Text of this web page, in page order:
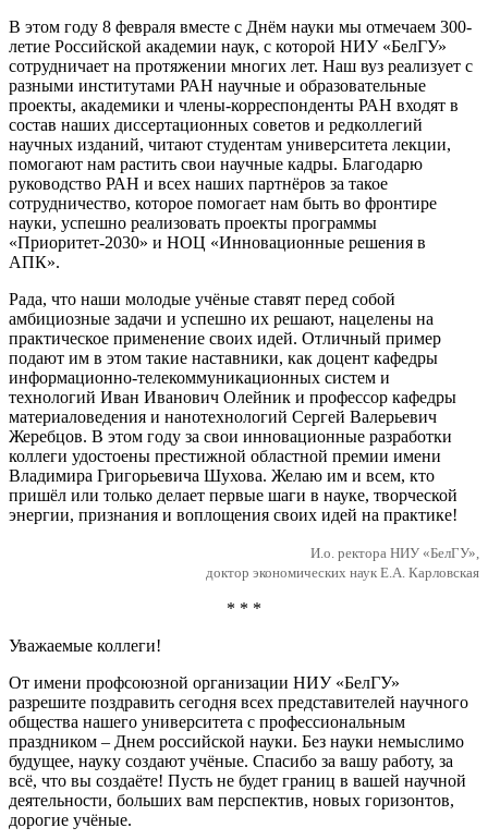
В этом году 8 февраля вместе с Днём науки мы отмечаем 300-
летие Российской академии наук, с которой НИУ «БелГУ»
сотрудничает на протяжении многих лет. Наш вуз реализует с
разными институтами РАН научные и образовательные
проекты, академики и члены-корреспонденты РАН входят в
состав наших диссертационных советов и редколлегий
научных изданий, читают студентам университета лекции,
помогают нам растить свои научные кадры. Благодарю
руководство РАН и всех наших партнёров за такое
сотрудничество, которое помогает нам быть во фронтире
науки, успешно реализовать проекты программы
«Приоритет-2030» и НОЦ «Инновационные решения в
АПК».
Рада, что наши молодые учёные ставят перед собой
амбициозные задачи и успешно их решают, нацелены на
практическое применение своих идей. Отличный пример
подают им в этом такие наставники, как доцент кафедры
информационно-телекоммуникационных систем и
технологий Иван Иванович Олейник и профессор кафедры
материаловедения и нанотехнологий Сергей Валерьевич
Жеребцов. В этом году за свои инновационные разработки
коллеги удостоены престижной областной премии имени
Владимира Григорьевича Шухова. Желаю им и всем, кто
пришёл или только делает первые шаги в науке, творческой
энергии, признания и воплощения своих идей на практике!
И.о. ректора НИУ «БелГУ»,
доктор экономических наук Е.А. Карловская
* * *
Уважаемые коллеги!
От имени профсоюзной организации НИУ «БелГУ»
разрешите поздравить сегодня всех представителей научного
общества нашего университета с профессиональным
праздником – Днем российской науки. Без науки немыслимо
будущее, науку создают учёные. Спасибо за вашу работу, за
всё, что вы создаёте! Пусть не будет границ в вашей научной
деятельности, больших вам перспектив, новых горизонтов,
дорогие учёные.